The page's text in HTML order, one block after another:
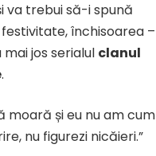
va trebui să-i spună
închisoarea –
jos serialul clanul
.
moară și eu nu am cum
nu figurezi nicăieri.”